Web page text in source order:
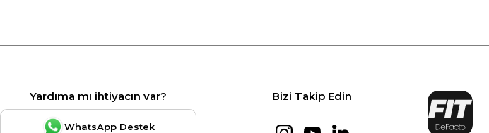
Yardıma mı ihtiyacın var?
WhatsApp Destek
Bizi Takip Edin